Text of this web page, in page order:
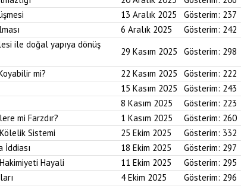
13 Aralık 2025 Gösterim: 237
6 Aralık 2025 Gösterim: 242
ile doğal yapıya dönüş
29 Kasım 2025 Gösterim: 298
mi? 22 Kasım 2025 Gösterim: 222
15 Kasım 2025 Gösterim: 243
8 Kasım 2025 Gösterim: 223
mi Farzdır? 1 Kasım 2025 Gösterim: 260
Sistemi 25 Ekim 2025 Gösterim: 332
İddiası 18 Ekim 2025 Gösterim: 297
Hayali 11 Ekim 2025 Gösterim: 295
4 Ekim 2025 Gösterim: 296